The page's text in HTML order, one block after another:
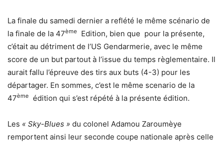
La finale du samedi dernier a reflété le même scénario de
la finale de la 47ème
Edition, bien que pour la présente,
c’était au détriment de l’US Gendarmerie, avec le même
score de un but partout à l’issue du temps règlementaire. Il
aurait fallu l’épreuve des tirs aux buts (4-3) pour les
départager. En sommes, c’est le même scenario de la
47ème édition qui s’est répété à la présente édition.
Les « Sky-Blues » du colonel Adamou Zaroumèye
remportent ainsi leur seconde coupe nationale après celle